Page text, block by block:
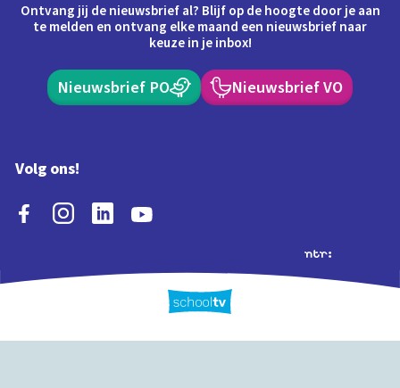
Ontvang jij de nieuwsbrief al? Blijf op de hoogte door je aan
te melden en ontvang elke maand een nieuwsbrief naar
keuze in je inbox!
Nieuwsbrief PO Nieuwsbrief VO
Volg ons!